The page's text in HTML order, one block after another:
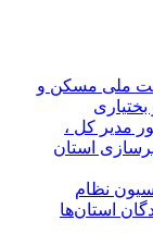
۲/۸ هکتاری نهضت ملی مسکن و
مدیر کل ،
استان
نظام
استان‌ها